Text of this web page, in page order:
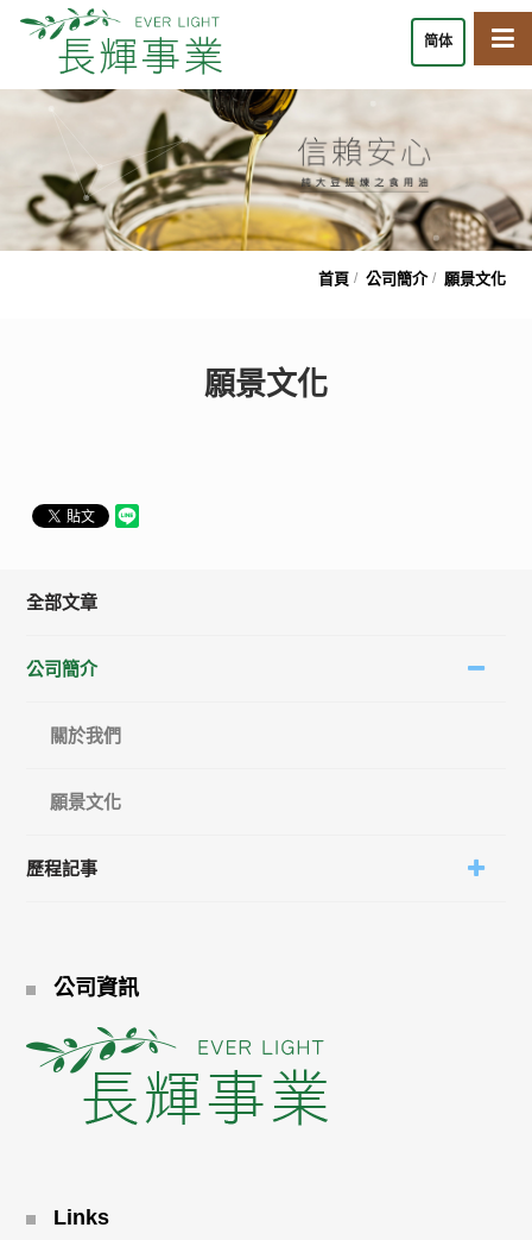
简体
全部文章
公司簡介
關於我們
願景文化
歷程記事
首頁 公司簡介 願景文化
願景文化
公司資訊
Links